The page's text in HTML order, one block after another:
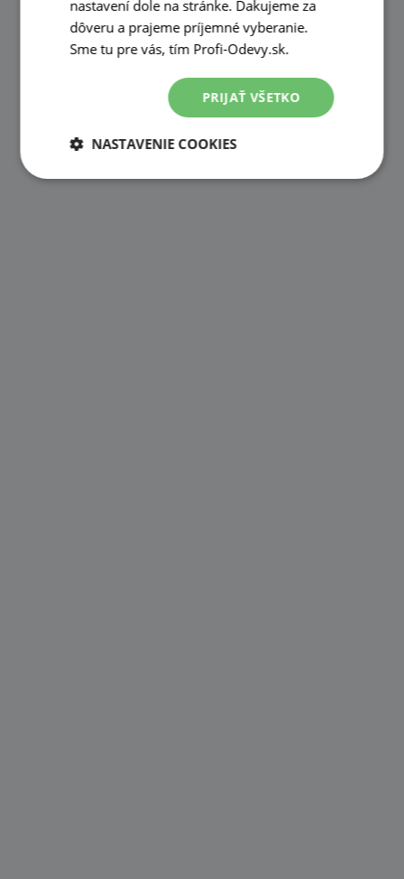
nastavení dole na stránke. Ďakujeme za
dôveru a prajeme príjemné vyberanie.
Sme tu pre vás, tím Profi-Odevy.sk.
PRIJAŤ VŠETKO
NASTAVENIE COOKIES